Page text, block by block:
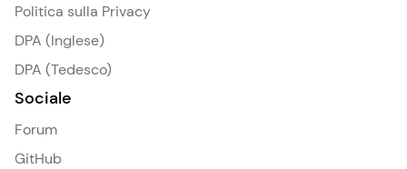
Politica sulla Privacy
DPA (Inglese)
DPA (Tedesco)
Sociale
Forum
GitHub